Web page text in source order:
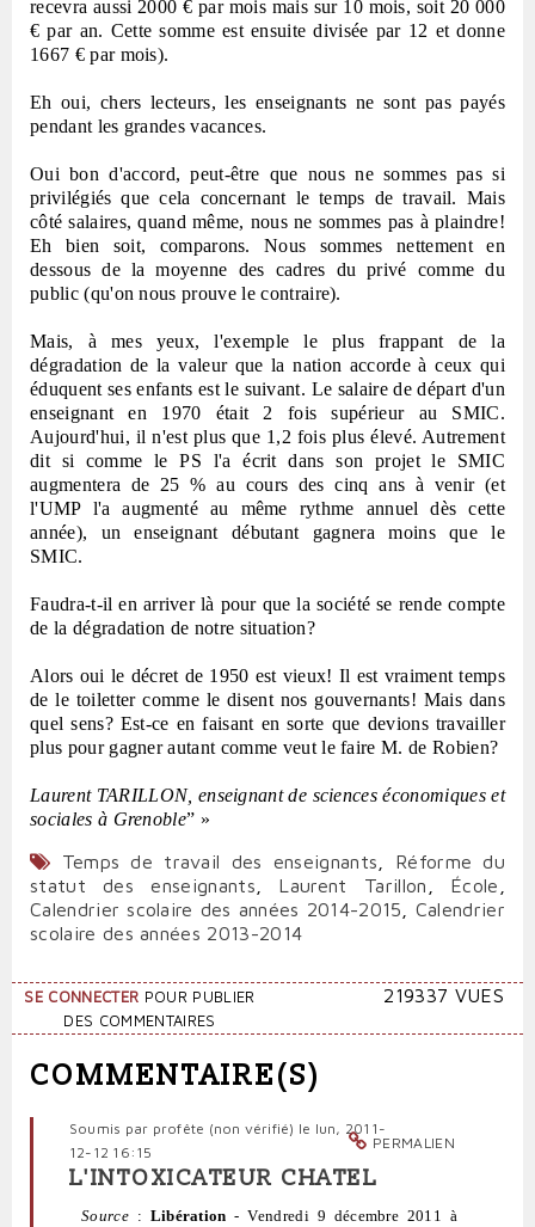
recevra aussi 2000 € par mois mais sur 10 mois, soit 20 000
€ par an. Cette somme est ensuite divisée par 12 et donne
1667 € par mois).
Eh oui, chers lecteurs, les enseignants ne sont pas payés
pendant les grandes vacances.
Oui bon d'accord, peut-être que nous ne sommes pas si
privilégiés que cela concernant le temps de travail. Mais
côté salaires, quand même, nous ne sommes pas à plaindre!
Eh bien soit, comparons. Nous sommes nettement en
dessous de la moyenne des cadres du privé comme du
public (qu'on nous prouve le contraire).
Mais, à mes yeux, l'exemple le plus frappant de la
dégradation de la valeur que la nation accorde à ceux qui
éduquent ses enfants est le suivant. Le salaire de départ d'un
enseignant en 1970 était 2 fois supérieur au SMIC.
Aujourd'hui, il n'est plus que 1,2 fois plus élevé. Autrement
dit si comme le PS l'a écrit dans son projet le SMIC
augmentera de 25 % au cours des cinq ans à venir (et
l'UMP l'a augmenté au même rythme annuel dès cette
année), un enseignant débutant gagnera moins que le
SMIC.
Faudra-t-il en arriver là pour que la société se rende compte
de la dégradation de notre situation?
Alors oui le décret de 1950 est vieux! Il est vraiment temps
de le toiletter comme le disent nos gouvernants! Mais dans
quel sens? Est-ce en faisant en sorte que devions travailler
plus pour gagner autant comme veut le faire M. de Robien?
Laurent TARILLON, enseignant de sciences économiques et
sociales à Grenoble” »
Temps de travail des enseignants
Réforme du
statut des enseignants
Laurent Tarillon École
Calendrier scolaire des années 2014-2015
Calendrier
scolaire des années 2013-2014
SE CONNECTER POUR PUBLIER
DES COMMENTAIRES
219337 VUES
COMMENTAIRE(S)
PERMALIEN
Soumis par profête (non vérifié) le lun, 2011-
12-12 16:15
L'INTOXICATEUR CHATEL
Source: Libération -Vendredi 9 décembre 2011 à